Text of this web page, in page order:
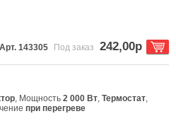
Арт. 143305 Под заказ 242,00р
, Мощность2 000 Вт,Термостат,
при перегреве